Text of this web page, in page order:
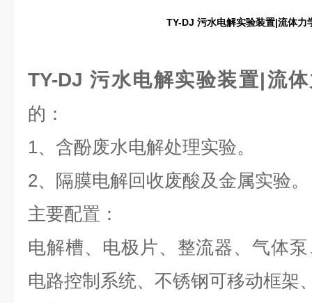
TY-DJ 污水电解实验装置|流体力
TY-DJ 污水电解实验装置|流
的：
1、含酚废水电解处理实验。
2、隔膜电解回收废酸及金属实验。
主要配置：
电解槽、电极片、整流器、气体
电路控制系统、不锈钢可移动框架